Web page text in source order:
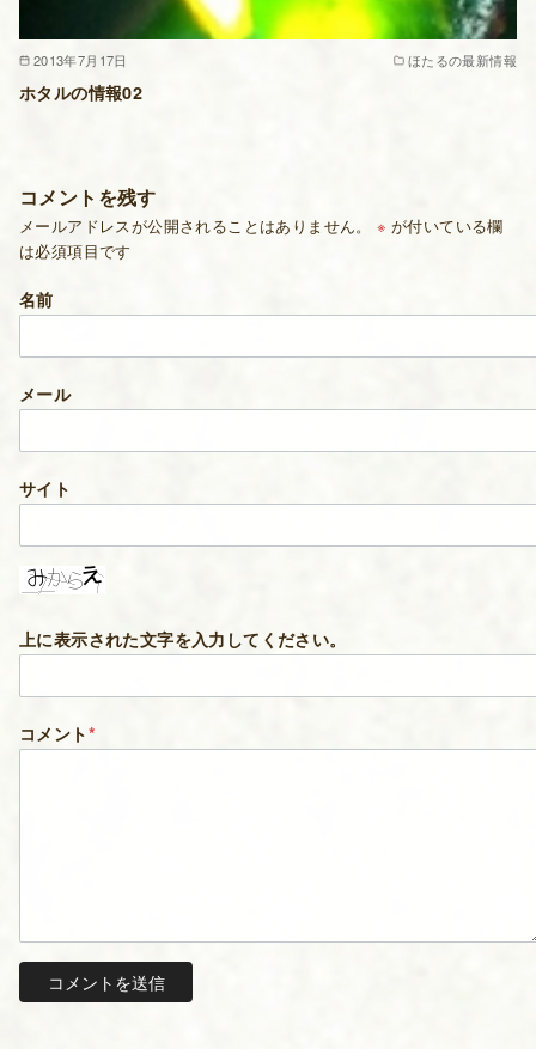
2013年7月17日 ほたるの最新情報
ホタルの情報02
コメントを残す
メールアドレスが公開されることはありません。 ※ が付いている欄
は必須項目です
名前
メール
サイト
上に表示された文字を入力してください。
コメント*